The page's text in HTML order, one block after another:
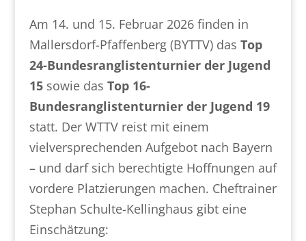
Am 14. und 15. Februar 2026 finden in
Mallersdorf-Pfaffenberg (BYTTV) das Top
24-Bundesranglistenturnier der Jugend
15sowie das Top 16-
Bundesranglistenturnier der Jugend 19
statt. Der WTTV reist mit einem
vielversprechenden Aufgebot nach Bayern
– und darf sich berechtigte Hoffnungen auf
vordere Platzierungen machen. Cheftrainer
Stephan Schulte-Kellinghaus gibt eine
Einschätzung: